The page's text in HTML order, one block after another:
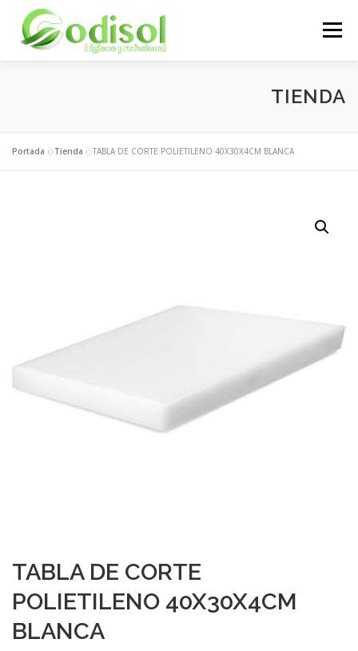
contenido
Menú
ÁREA CLIENTES CONTACTO
TIENDA
Portada »Tienda »TABLA DE CORTE POLIETILENO 40X30X4CM BLANCA
TABLA DE CORTE
POLIETILENO 40X30X4CM
BLANCA